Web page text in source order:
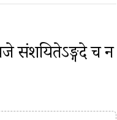
संशयितेऽङ्गदे च न